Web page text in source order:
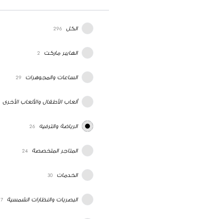
الكل 296
الهايبر ماركت 2
الساعات والمجوهرات 29
ألعاب الأطفال والألعاب الأخرى
الرياضة والترفيه 26
المتاجر المتخصصة 24
الخدمات 30
البصريات والنظارات الشمسية 7